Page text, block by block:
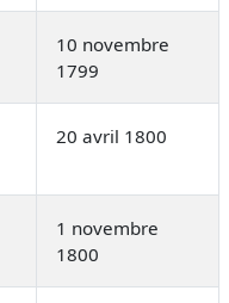
10 novembre
1799
20 avril 1800
1 novembre
1800